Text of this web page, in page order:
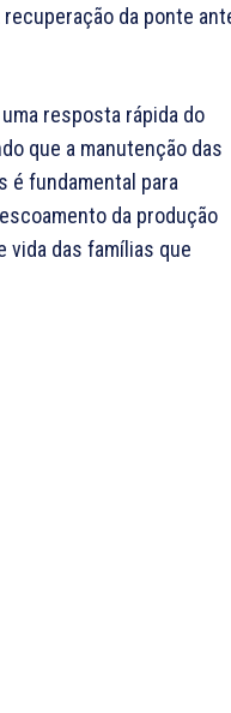
da ponte
resposta rápida do
que a manutenção das
é fundamental para
da produção
vida das famílias que